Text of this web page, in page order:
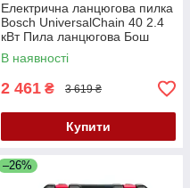
Електрична ланцюгова пилка
Bosch UniversalChain 40 2.4
кВт Пила ланцюгова Бош
шина 35 см Ергономічна
пила
В наявності
2 461 ₴ 3 619 ₴
Купити
–26%